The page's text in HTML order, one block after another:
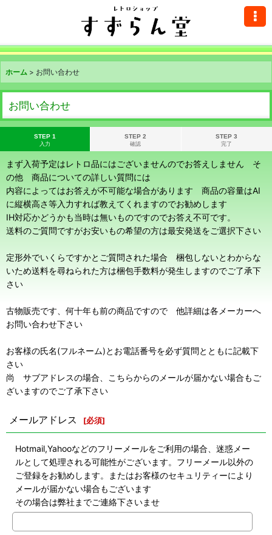
ホーム > お問い合わせ
お問い合わせ
STEP 1
入力
STEP 2
確認
STEP 3
完了
まず入荷予定はレトロ品にはございませんのでお答えしません そ
の他 商品についての詳しい質問には
内容によってはお答えが不可能な場合があります 商品の容量はAI
に縦横高さ等入力すれば教えてくれますのでお勧めします
IH対応かどうかも当時は無いものですのでお答え不可です。
送料のご質問ですがお安いもの希望の方は最安発送をご選択下さい
定形外でいくらですかとご質問された場合 梱包しないとわからな
いため送料を尋ねられた方は梱包手数料が発生しますのでご了承下
さい
古物販売です、何十年も前の商品ですので 他詳細は各メーカーへ
お問い合わせ下さい
お客様の氏名(フルネーム)とお電話番号を必ず質問とともに記載下
さい
尚 サブアドレスの場合、こちらからのメールが届かない場合もご
ざいますのでご了承下さい
メールアドレス [必須]
Hotmail,Yahooなどのフリーメールをご利用の場合、迷惑メー
ルとして処理される可能性がございます。フリーメール以外の
ご登録をお勧めします。またはお客様のセキュリティーにより
メールが届かない場合もございます
その場合は弊社までご連絡下さいませ